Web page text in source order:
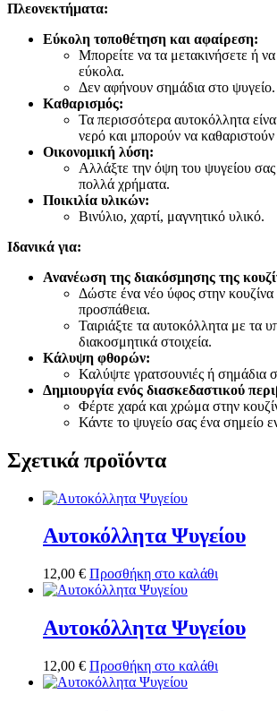
Πλεονεκτήματα:
Εύκολη τοποθέτηση και αφαίρεση:
Μπορείτε να τα μετακινήσετε ή να
εύκολα.
Δεν αφήνουν σημάδια στο ψυγείο.
Καθαρισμός:
Τα περισσότερα αυτοκόλλητα
νερό και μπορούν να
Οικονομική λύση:
Αλλάξτε την όψη του ψυγείου σας
πολλά χρήματα.
Ποικιλία υλικών:
Βινύλιο, χαρτί, μαγνητικό υλικό.
Ιδανικά για:
Ανανέωση της διακόσμησης της
Δώστε ένα νέο ύφος στην κουζίνα
προσπάθεια.
Ταιριάξτε τα αυτοκόλλητα με τα
διακοσμητικά στοιχεία.
Κάλυψη φθορών:
Καλύψτε γρατσουνιές ή σημάδια
Δημιουργία ενός διασκεδαστικού
Φέρτε χαρά και χρώμα στην
Κάντε το ψυγείο σας ένα σημείο
Σχετικά προϊόντα
Αυτοκόλλητα Ψυγείου
12,00 € Προσθήκη στο καλάθι
Αυτοκόλλητα Ψυγείου
12,00 € Προσθήκη στο καλάθι